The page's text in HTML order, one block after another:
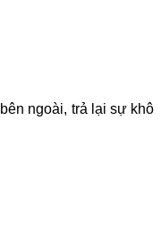
ngoài, trả lại sự khô